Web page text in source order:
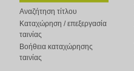
Αναζήτηση τίτλου
Καταχώρηση / επεξεργασία
ταινίας
Βοήθεια καταχώρησης
ταινίας